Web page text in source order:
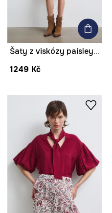
Šaty z viskózy paisley mini
1249 Kč